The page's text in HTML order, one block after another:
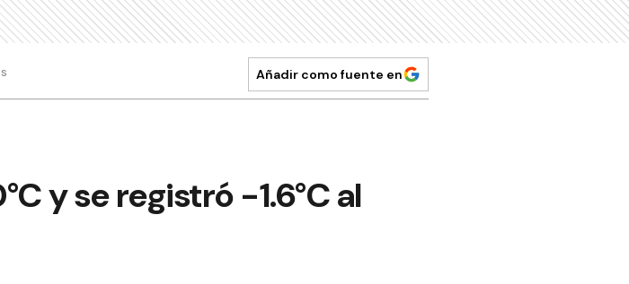
Añadir como fuente en
y se registró -1.6°C al